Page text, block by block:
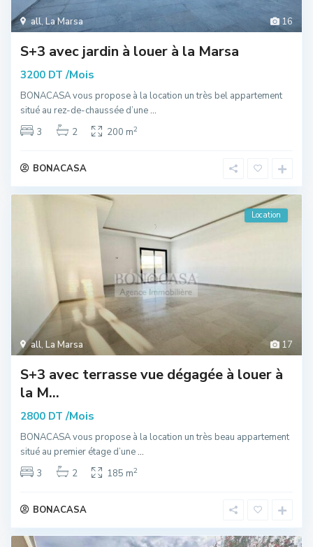
16
all, La Marsa
S+3 avec jardin à louer à la Marsa
3200 DT/Mois
BONACASA vous propose à la location un très bel appartement
situé au rez-de-chaussée d’une...
3
2 200 m2
BONACASA
17
all, La Marsa
Location
S+3 avec terrasse vue dégagée à louer à
la M...
2800 DT/Mois
BONACASA vous propose à la location un très beau appartement
situé au premier étage d’une...
3
2 185 m2
BONACASA